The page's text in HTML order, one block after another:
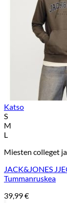
Katso
S
M
L
Miesten colleget
JACK&JONES
Tummanruskea
39,99€